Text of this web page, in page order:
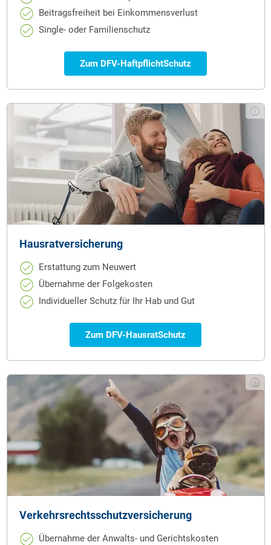
Beitragsfreiheit bei Einkommensverlust
Single- oder Familienschutz
Zum DFV-HaftpflichtSchutz
Hausrat­versicherung
Erstattung zum Neuwert
Übernahme der Folgekosten
Individueller Schutz für Ihr Hab und Gut
Zum DFV-HausratSchutz
Verkehrsrechtsschutz­versicherung
Übernahme der Anwalts- und Gerichtskosten